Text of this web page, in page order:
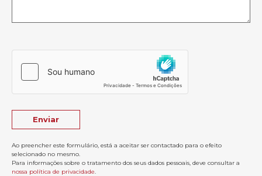
Ao preencher este formulário, está a aceitar ser contactado para o efeito
selecionado no mesmo.
Para informações sobre o tratamento dos seus dados pessoais, deve consultar a
nossa política de privacidade.